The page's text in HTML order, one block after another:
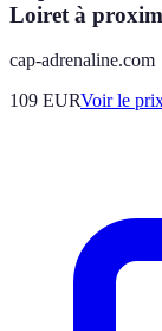
Loiret à
cap-adrenaline.com
109 EURVoir le